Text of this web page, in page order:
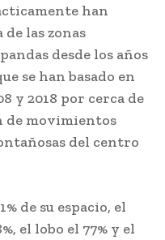
han
las zonas
desde los años
se han basado en
y 2018 por cerca de
de movimientos
del centro
de su espacio, el
el lobo el 77% y el